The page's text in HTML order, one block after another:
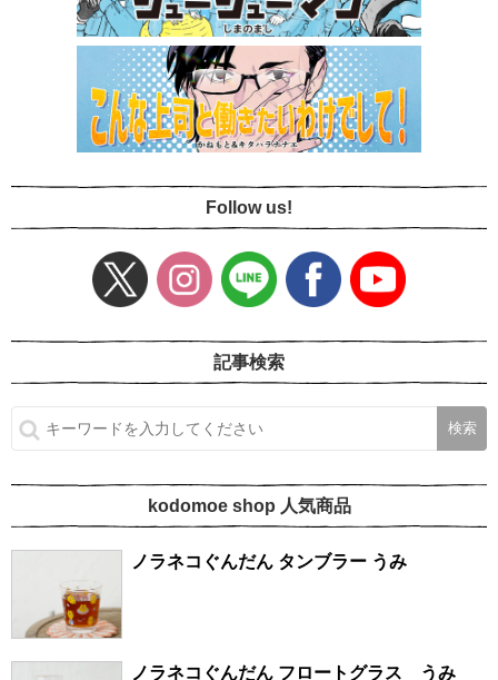
Follow us!
記事検索
kodomoe shop 人気商品
ノラネコぐんだん タンブラー うみ
ノラネコぐんだん フロートグラス うみ